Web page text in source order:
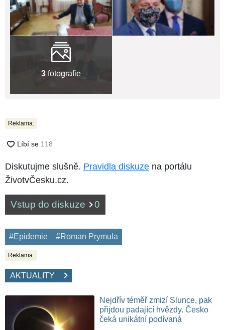
3 fotografie
Reklama:
Diskutujme slušně. Pravidla diskuze na portálu
ŽivotvČesku.cz.
Vstup do diskuze 0
#Epidemie #Roman Prymula
Reklama:
AKTUALITY
Nejdřív téměř zmizí Slunce, pak
přijdou padající hvězdy. Česko
čeká unikátní podívaná